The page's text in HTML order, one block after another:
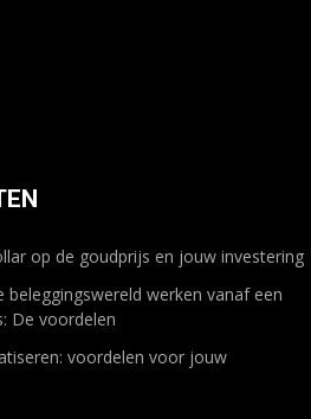
op de goudprijs en jouw investering
beleggingswereld werken vanaf een
De voordelen
voordelen voor jouw